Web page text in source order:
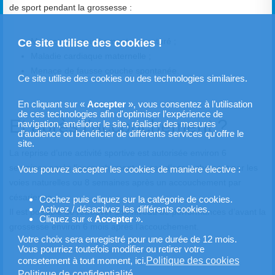
Ce site utilise des cookies !
Ce site utilise des cookies ou des technologies similaires.
En cliquant sur « Accepter», vous consentez à l’utilisation
de ces technologies afin d'optimiser l’expérience de
navigation, améliorer le site, réaliser des mesures
d’audience ou bénéficier de différents services qu'offre le
site.
Vous pouvez accepter les cookies de manière élective :
Cochez puis cliquez sur la catégorie de cookies.
Activez / désactivez les différents cookies.
Cliquez sur « Accepter».
Votre choix sera enregistré pour une durée de 12 mois.
Vous pourriez toutefois modifier ou retirer votre
consetement à tout moment, ici.Politique des cookies
de sport pendant la grossesse :
Menace d’accouchement prématuré ;
Et après l’accouchement ?
semaines après l’accouchement en cas d’accouchement par les
césarienne.
Il est possible de retrouver son niveau de performances d’avant la
grossesse environ 6 mois après l’accouchement.